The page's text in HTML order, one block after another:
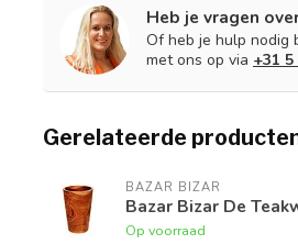
Heb je vragen
Of heb je hulp nodig
met ons op via +31 5
Gerelateerde
BAZAR BIZAR
Bazar Bizar De
Op voorraad